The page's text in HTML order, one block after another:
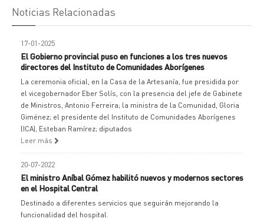
Noticias Relacionadas
17-01-2025
El Gobierno provincial puso en funciones a los tres nuevos
directores del Instituto de Comunidades Aborígenes
La ceremonia oficial, en la Casa de la Artesanía, fue presidida por
el vicegobernador Eber Solís, con la presencia del jefe de Gabinete
de Ministros, Antonio Ferreira; la ministra de la Comunidad, Gloria
Giménez; el presidente del Instituto de Comunidades Aborígenes
(ICA), Esteban Ramírez; diputados
Leer más
20-07-2022
El ministro Aníbal Gómez habilitó nuevos y modernos sectores
en el Hospital Central
Destinado a diferentes servicios que seguirán mejorando la
funcionalidad del hospital.